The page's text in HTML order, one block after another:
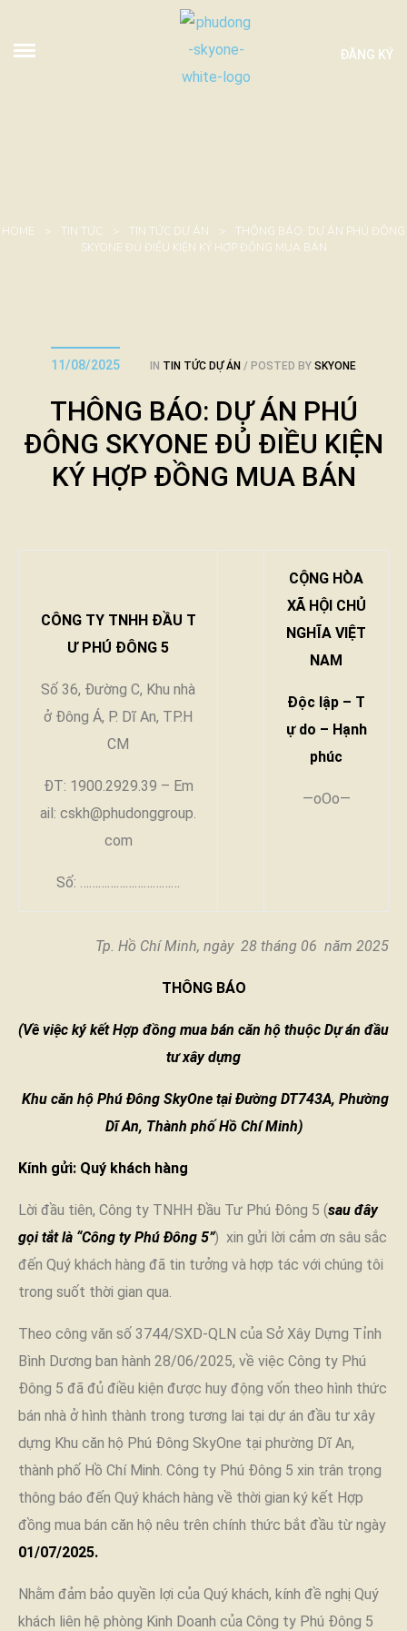
ĐĂNG KÝ
HOME > TIN TỨC > TIN TỨC DỰ ÁN >
THÔNG BÁO: DỰ ÁN PHÚ ĐÔNG
SKYONE ĐỦ ĐIỀU KIỆN KÝ HỢP ĐỒNG MUA BÁN
11/08/2025 IN TIN TỨC DỰ ÁN POSTED BY SKYONE
THÔNG BÁO: DỰ ÁN PHÚ
ĐÔNG SKYONE ĐỦ ĐIỀU KIỆN
KÝ HỢP ĐỒNG MUA BÁN
CÔNG TY TNHH ĐẦU T
Ư PHÚ ĐÔNG 5
Số 36, Đường C, Khu nhà
ở Đông Á, P. Dĩ An, TP.H
CM
ĐT: 1900.2929.39 – Em
ail: cskh@phudonggroup.
com
Số: ……………………………
CỘNG HÒA
XÃ HỘI CHỦ
NGHĨA VIỆT
NAM
Độc lập – T
ự do – Hạnh
phúc
—oOo—
Tp. Hồ Chí Minh, ngày 28 tháng 06 năm 2025
THÔNG BÁO
(Về việc ký kết Hợp đồng mua bán căn hộ thuộc Dự án đầu
tư xây dựng
Khu căn hộ Phú Đông SkyOne tại Đường DT743A, Phường
Dĩ An, Thành phố Hồ Chí Minh)
Kính gửi: Quý khách hàng
Lời đầu tiên, Công ty TNHH Đầu Tư Phú Đông 5 (sau đây
gọi tắt là “Công ty Phú Đông 5”) xin gửi lời cảm ơn sâu sắc
đến Quý khách hàng đã tin tưởng và hợp tác với chúng tôi
trong suốt thời gian qua.
Theo công văn số 3744/SXD-QLN của Sở Xây Dựng Tỉnh
Bình Dương ban hành 28/06/2025, về việc Công ty Phú
Đông 5 đã đủ điều kiện được huy động vốn theo hình thức
bán nhà ở hình thành trong tương lai tại dự án đầu tư xây
dựng Khu căn hộ Phú Đông SkyOne tại phường Dĩ An,
thành phố Hồ Chí Minh. Công ty Phú Đông 5 xin trân trọng
thông báo đến Quý khách hàng về thời gian ký kết Hợp
đồng mua bán căn hộ nêu trên chính thức bắt đầu từ ngày
01/07/2025.
Nhằm đảm bảo quyền lợi của Quý khách, kính đề nghị Quý
khách liên hệ phòng Kinh Doanh của Công ty Phú Đông 5